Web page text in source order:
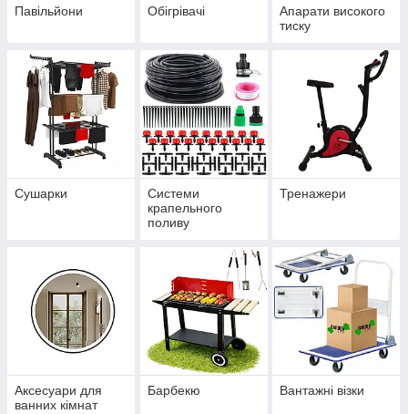
Павільйони Обігрівачі
Апарати високого
тиску
Сушарки
Системи
крапельного
поливу
Тренажери
Аксесуари для
ванних кімнат
Барбекю Вантажні візки